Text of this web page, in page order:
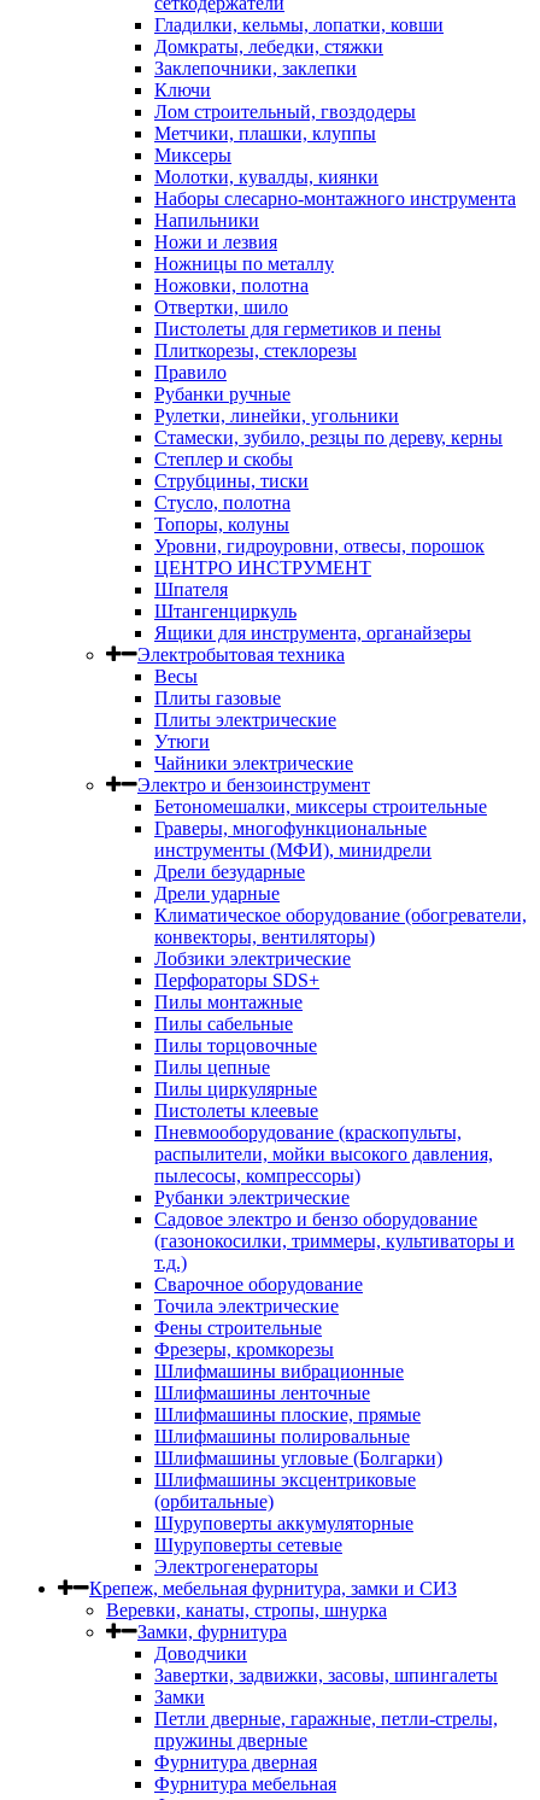
Гладилки, кельмы, лопатки, ковши
Домкраты, лебедки, стяжки
Заклепочники, заклепки
Ключи
Лом строительный, гвоздодеры
Метчики, плашки, клуппы
Миксеры
Молотки, кувалды, киянки
Наборы слесарно-монтажного инструмента
Напильники
Ножи и лезвия
Ножницы по металлу
Ножовки, полотна
Отвертки, шило
Пистолеты для герметиков и пены
Плиткорезы, стеклорезы
Правило
Рубанки ручные
Рулетки, линейки, угольники
Стамески, зубило, резцы по дереву, керны
Степлер и скобы
Струбцины, тиски
Стусло, полотна
Топоры, колуны
Уровни, гидроуровни, отвесы, порошок
ЦЕНТРО ИНСТРУМЕНТ
Шпателя
Штангенциркуль
Ящики для инструмента, органайзеры
Электробытовая техника
Весы
Плиты газовые
Плиты электрические
Утюги
Чайники электрические
Электро и бензоинструмент
Бетономешалки, миксеры строительные
Граверы, многофункциональные
инструменты (МФИ), минидрели
Дрели безударные
Дрели ударные
Климатическое оборудование (обогреватели,
конвекторы, вентиляторы)
Лобзики электрические
Перфораторы SDS+
Пилы монтажные
Пилы сабельные
Пилы торцовочные
Пилы цепные
Пилы циркулярные
Пистолеты клеевые
Пневмооборудование (краскопульты,
распылители, мойки высокого давления,
пылесосы, компрессоры)
Рубанки электрические
Садовое электро и бензо оборудование
(газонокосилки, триммеры, культиваторы и
т.д.)
Сварочное оборудование
Точила электрические
Фены строительные
Фрезеры, кромкорезы
Шлифмашины вибрационные
Шлифмашины ленточные
Шлифмашины плоские, прямые
Шлифмашины полировальные
Шлифмашины угловые (Болгарки)
Шлифмашины эксцентриковые
(орбитальные)
Шуруповерты аккумуляторные
Шуруповерты сетевые
Электрогенераторы
Крепеж, мебельная фурнитура, замки и СИЗ
Веревки, канаты, стропы, шнурка
Замки, фурнитура
Доводчики
Завертки, задвижки, засовы, шпингалеты
Замки
Петли дверные, гаражные, петли-стрелы,
пружины дверные
Фурнитура дверная
Фурнитура мебельная